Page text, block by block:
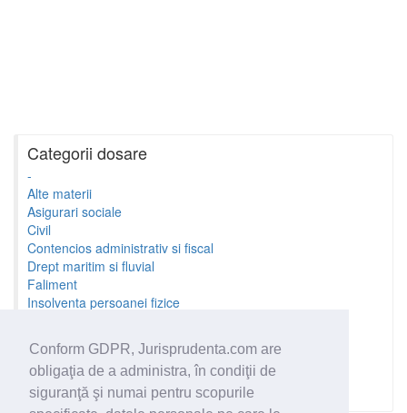
Conform GDPR, Jurisprudenta.com are
obligaţia de a administra, în condiţii de
siguranţă şi numai pentru scopurile
Categorii dosare
-
Alte materii
Asigurari sociale
Civil
Contencios administrativ si fiscal
Drept maritim si fluvial
Faliment
Insolventa persoanei fizice
Minori si familie
Penal
Proprietate Intelectuala